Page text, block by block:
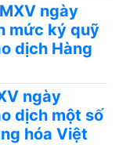
ngày
mức ký quỹ
dịch Hàng
ngày
dịch một số
hóa Việt